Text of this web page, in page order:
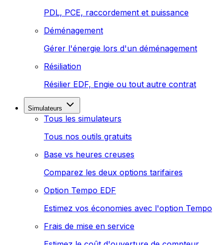
PDL, PCE, raccordement et puissance
Déménagement
Gérer l'énergie lors d'un déménagement
Résiliation
Résilier EDF, Engie ou tout autre contrat
Simulateurs
Tous les simulateurs
Tous nos outils gratuits
Base vs heures creuses
Comparez les deux options tarifaires
Option Tempo EDF
Estimez vos économies avec l'option Tempo
Frais de mise en service